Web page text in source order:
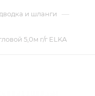
и шланги —
5,0м г/г ELKA